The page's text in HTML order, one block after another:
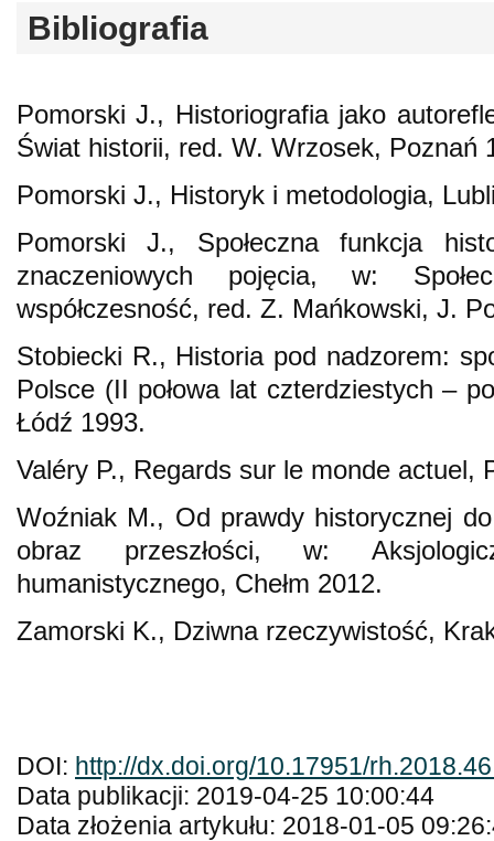
Bibliografia
Pomorski J., Historiografia jako
Świat historii, red. W. Wrzosek, Poznań
Pomorski J., Historyk i metodologia,
Pomorski J., Społeczna funkcja
znaczeniowych pojęcia, w:
współczesność, red. Z. Mańkowski, J.
Stobiecki R., Historia pod nadzorem:
Polsce (II połowa lat czterdziestych –
Łódź 1993.
Valéry P., Regards sur le monde actuel,
Woźniak M., Od prawdy historycznej
obraz przeszłości, w:
humanistycznego, Chełm 2012.
Zamorski K., Dziwna rzeczywistość,
DOI: http://dx.doi.org/10.17951/
Data publikacji: 2019-04-25 10:00:44
Data złożenia artykułu: 2018-01-05